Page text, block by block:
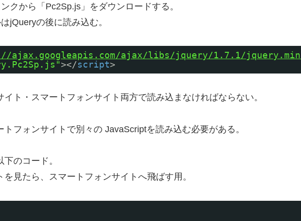
クから「Pc2Sp.js」をダウンロードする。
jQueryの後に読み込む。
ajax.googleapis.com/ajax/libs/jquery/1.7.1/
></script>
ト・スマートフォンサイト両方で読み込まなければならない。
フォンサイトで別々の JavaScriptを読み込む必要がある。
のコード。
見たら、スマートフォンサイトへ飛ばす用。